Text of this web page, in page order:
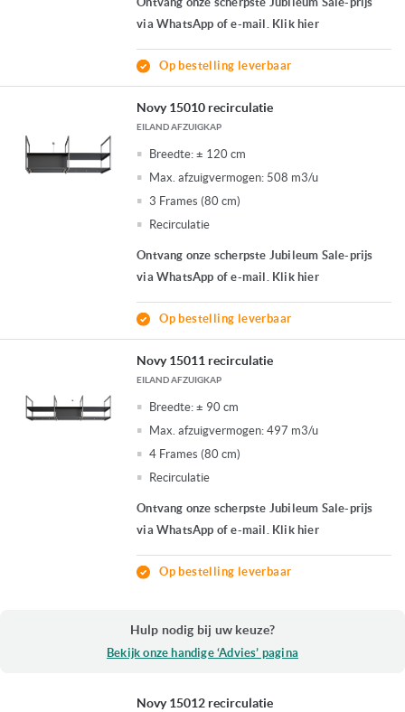
via WhatsApp of e-mail. Klik hier
Op bestelling leverbaar
Novy 15010 recirculatie
EILAND AFZUIGKAP
Breedte: ± 120 cm
Max. afzuigvermogen: 508 m3/u
3 Frames (80 cm)
Recirculatie
Ontvang onze scherpste Jubileum Sale-prijs
via WhatsApp of e-mail. Klik hier
Op bestelling leverbaar
Novy 15011 recirculatie
EILAND AFZUIGKAP
Breedte: ± 90 cm
Max. afzuigvermogen: 497 m3/u
4 Frames (80 cm)
Recirculatie
Ontvang onze scherpste Jubileum Sale-prijs
via WhatsApp of e-mail. Klik hier
Op bestelling leverbaar
Hulp nodig bij uw keuze?
Bekijk onze handige ‘Advies’ pagina
Novy 15012 recirculatie